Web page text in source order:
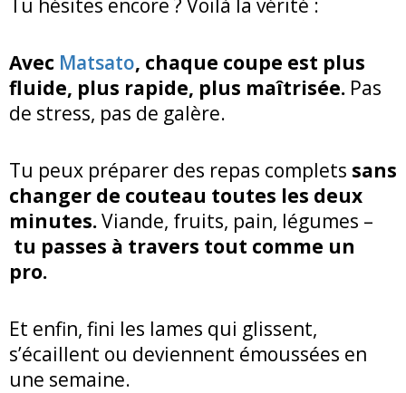
Tu hésites encore ? Voilà la vérité :
Avec Matsato, chaque coupe est plus
fluide, plus rapide, plus maîtrisée. Pas
de stress, pas de galère.
Tu peux préparer des repas complets sans
changer de couteau toutes les deux
minutes.Viande, fruits, pain, légumes –
tu passes à travers tout comme un
pro.
Et enfin, fini les lames qui glissent,
s’écaillent ou deviennent émoussées en
une semaine.